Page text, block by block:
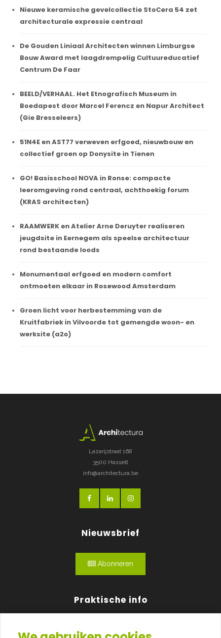
Nieuwe keramische gevelcollectie StoCera 54 zet
architecturale expressie centraal
De Gouden Liniaal Architecten winnen Limburgse
Bouw Award met laagdrempelig Cultuureducatief
Centrum De Faar
BEELD/VERHAAL. Het Etnografisch Museum in
Boedapest door Marcel Ferencz en Napur Architect
(Gie Bresseleers)
51N4E en AST77 verweven erfgoed, nieuwbouw en
collectief groen op Donysite in Tienen
GO! Basisschool NOVA in Ronse: compacte
leeromgeving rond centraal, achthoekig forum
(KRAS architecten)
RAAMWERK en Atelier Arne Deruyter realiseren
jeugdsite in Eernegem als speelse architectuur
rond bestaande loods
Monumentaal erfgoed en modern comfort
ontmoeten elkaar in Rosewood Amsterdam
Groen licht voor herbestemming van de
Kruitfabriek in Vilvoorde tot gemengde woon- en
werksite (a2o)
Lazarijstraat 168
3500 Hasselt
info@architectura.be
Nieuwsbrief
Abonneren
Praktische info